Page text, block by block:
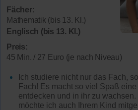
Fächer:
Mathematik (bis 13. Kl.)
Englisch (bis 13. Kl.)
Preis:
45 Min. / 27 Euro (je nach Niveau)
Ich studiere nicht nur das Fach,
Fach! Es macht so viel Spaß
entdecken und in ihr zu
möchte ich auch Ihrem Kind